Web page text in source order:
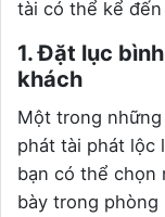
tài có thể kể đến
1. Đặt lục
khách
Một trong
phát tài phát lộc
bạn có thể chọn
bày trong phòng